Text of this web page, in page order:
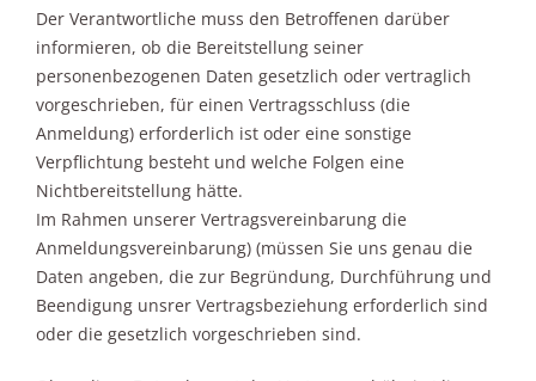
Der Verantwortliche muss den Betroffenen darüber
informieren, ob die Bereitstellung seiner
personenbezogenen Daten gesetzlich oder vertraglich
vorgeschrieben, für einen Vertragsschluss (die
Anmeldung) erforderlich ist oder eine sonstige
Verpflichtung besteht und welche Folgen eine
Nichtbereitstellung hätte.
Im Rahmen unserer Vertragsvereinbarung die
Anmeldungsvereinbarung) (müssen Sie uns genau die
Daten angeben, die zur Begründung, Durchführung und
Beendigung unsrer Vertragsbeziehung erforderlich sind
oder die gesetzlich vorgeschrieben sind.